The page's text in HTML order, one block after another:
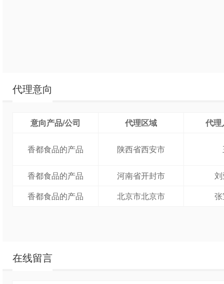
代理意向
意向产品/公司 代理区域 代理
香都食品的产品 陕西省西安市
香都食品的产品 河南省开封市
香都食品的产品
北京市北京市
在线留言